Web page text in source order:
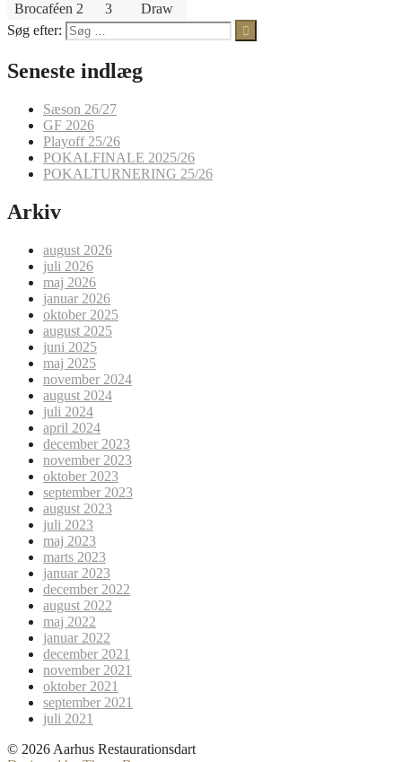
Brocaféen 2
3
Draw
Søg efter:
Seneste indlæg
Sæson 26/27
GF 2026
Playoff 25/26
POKALFINALE 2025/26
POKALTURNERING 25/26
Arkiv
august 2026
juli 2026
maj 2026
januar 2026
oktober 2025
august 2025
juni 2025
maj 2025
november 2024
august 2024
juli 2024
april 2024
december 2023
november 2023
oktober 2023
september 2023
august 2023
juli 2023
maj 2023
marts 2023
januar 2023
december 2022
august 2022
maj 2022
januar 2022
december 2021
november 2021
oktober 2021
september 2021
juli 2021
© 2026 Aarhus Restaurationsdart